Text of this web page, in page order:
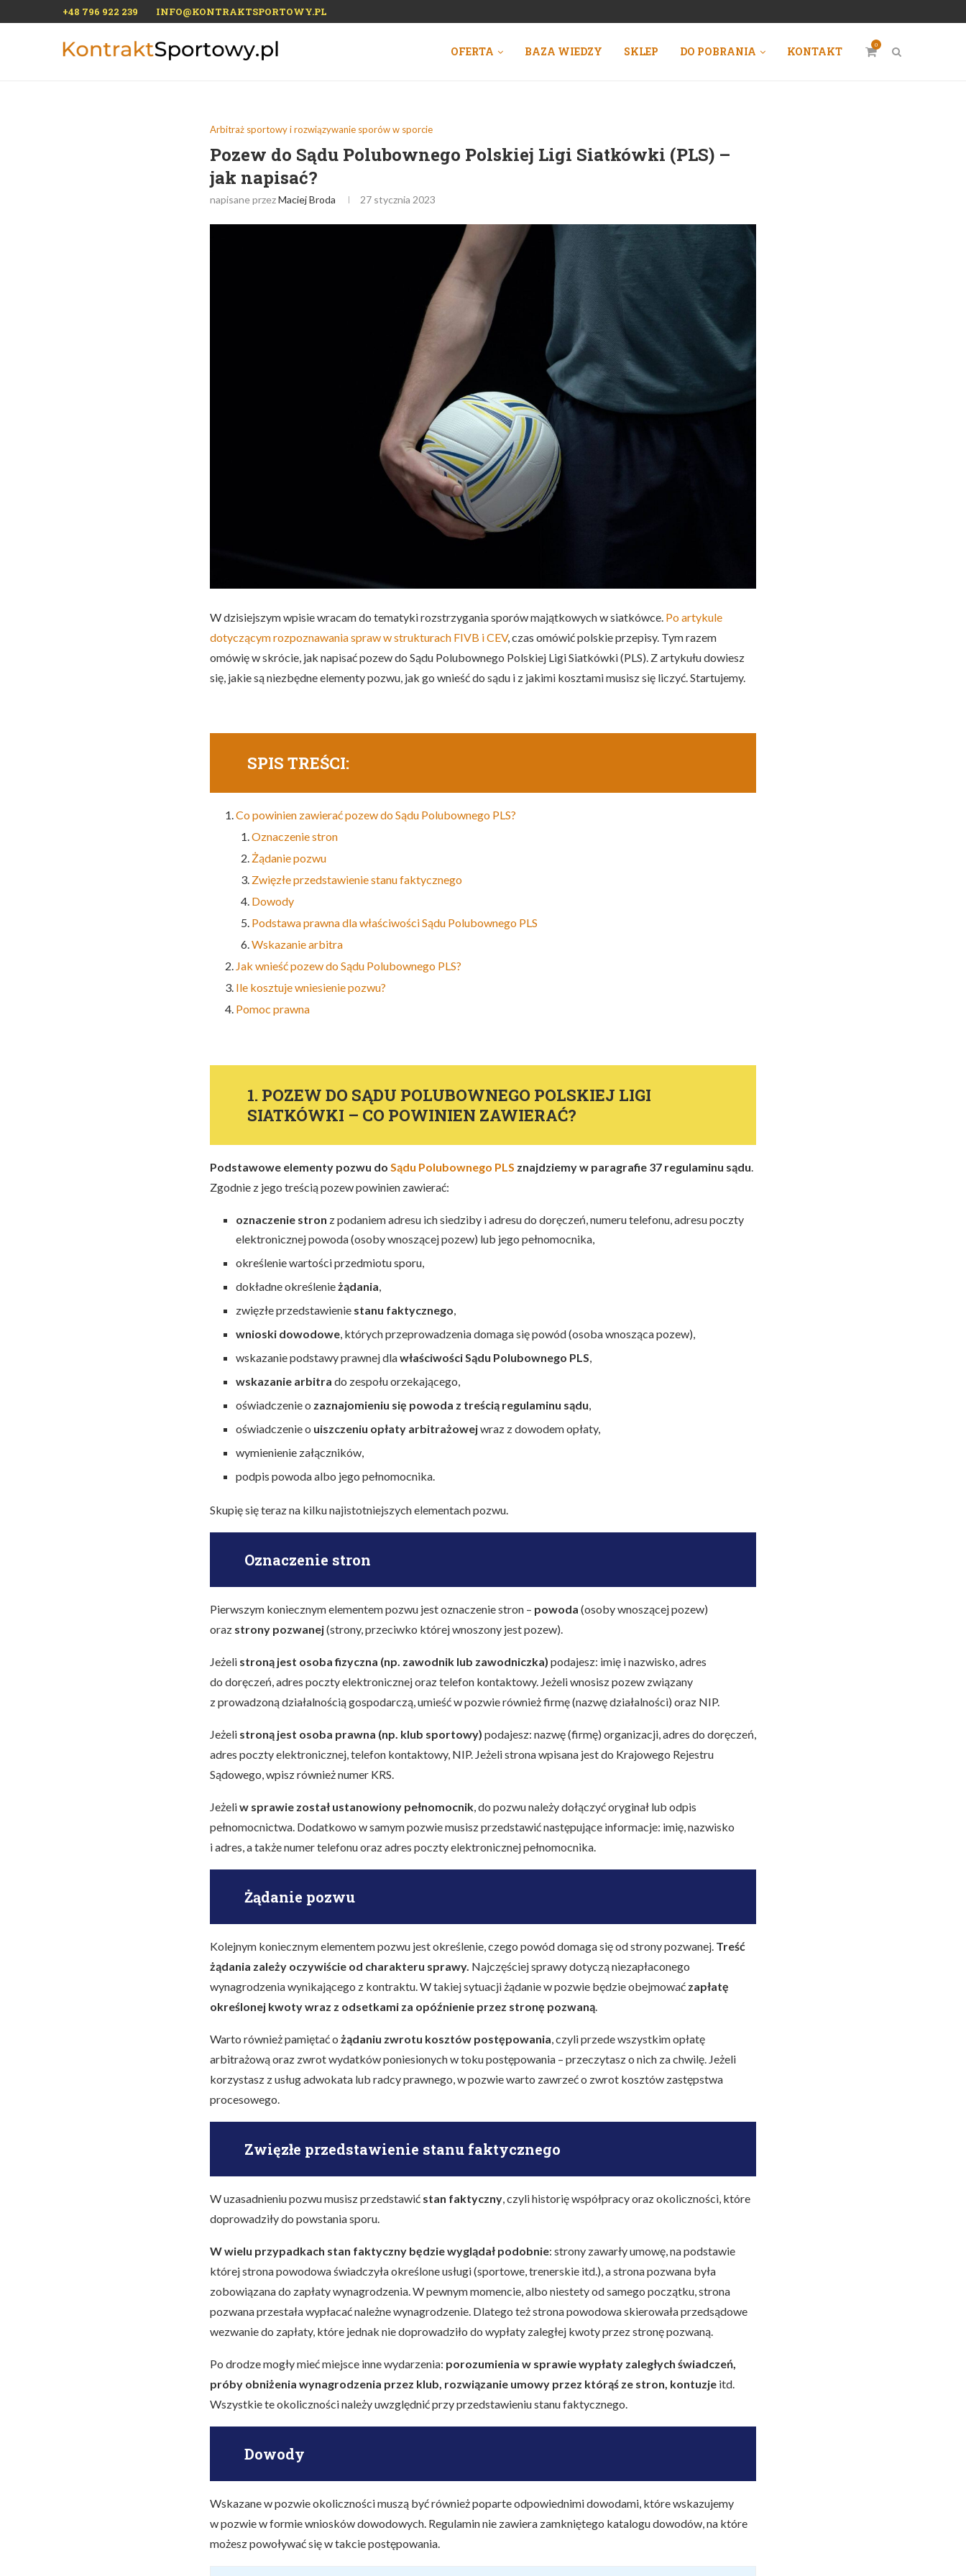
+48 796 922 239 INFO@KONTRAKTSPORTOWY.PL
OFERTA BAZA WIEDZY SKLEP DO POBRANIA KONTAKT 0
Arbitraż sportowy i rozwiązywanie sporów w sporcie
Pozew do Sądu Polubownego Polskiej Ligi Siatkówki (PLS) –
jak napisać?
napisane przezMaciej Broda 27 stycznia 2023
W dzisiejszym wpisie wracam do tematyki rozstrzygania sporów majątkowych w siatkówce. Po artykule
dotyczącym rozpoznawania spraw w strukturach FIVB i CEV, czas omówić polskie przepisy. Tym razem
omówię w skrócie, jak napisać pozew do Sądu Polubownego Polskiej Ligi Siatkówki (PLS). Z artykułu dowiesz
się, jakie są niezbędne elementy pozwu, jak go wnieść do sądu i z jakimi kosztami musisz się liczyć. Startujemy.
SPIS TREŚCI:
Co powinien zawierać pozew do Sądu Polubownego PLS?
Oznaczenie stron
Żądanie pozwu
Zwięzłe przedstawienie stanu faktycznego
Dowody
Podstawa prawna dla właściwości Sądu Polubownego PLS
Wskazanie arbitra
Jak wnieść pozew do Sądu Polubownego PLS?
Ile kosztuje wniesienie pozwu?
Pomoc prawna
1. POZEW DO SĄDU POLUBOWNEGO POLSKIEJ LIGI
SIATKÓWKI – CO POWINIEN ZAWIERAĆ?
Podstawowe elementy pozwu do Sądu Polubownego PLS znajdziemy w paragrafie 37 regulaminu sądu.
Zgodnie z jego treścią pozew powinien zawierać:
oznaczenie stron z podaniem adresu ich siedziby i adresu do doręczeń, numeru telefonu, adresu poczty
elektronicznej powoda (osoby wnoszącej pozew) lub jego pełnomocnika,
określenie wartości przedmiotu sporu,
dokładne określenieżądania,
zwięzłe przedstawienie stanu faktycznego,
wnioski dowodowe, których przeprowadzenia domaga się powód (osoba wnosząca pozew),
wskazanie podstawy prawnej dlawłaściwości Sądu Polubownego PLS,
wskazanie arbitra do zespołu orzekającego,
oświadczenie o zaznajomieniu się powoda z treścią regulaminu sądu,
oświadczenie o uiszczeniu opłaty arbitrażowejwraz z dowodem opłaty,
wymienienie załączników,
podpis powoda albo jego pełnomocnika.
Skupię się teraz na kilku najistotniejszych elementach pozwu.
Oznaczenie stron
Pierwszym koniecznym elementem pozwu jest oznaczenie stron – powoda (osoby wnoszącej pozew)
oraz strony pozwanej(strony, przeciwko której wnoszony jest pozew).
Jeżeli stroną jest osoba fizyczna (np. zawodnik lub zawodniczka) podajesz: imię i nazwisko, adres
do doręczeń, adres poczty elektronicznej oraz telefon kontaktowy. Jeżeli wnosisz pozew związany
z prowadzoną działalnością gospodarczą, umieść w pozwie również firmę (nazwę działalności) oraz NIP.
Jeżeli stroną jest osoba prawna (np. klub sportowy) podajesz: nazwę (firmę) organizacji, adres do doręczeń,
adres poczty elektronicznej, telefon kontaktowy, NIP. Jeżeli strona wpisana jest do Krajowego Rejestru
Sądowego, wpisz również numer KRS.
Jeżeliw sprawie został ustanowiony pełnomocnik, do pozwu należy dołączyć oryginał lub odpis
pełnomocnictwa. Dodatkowo w samym pozwie musisz przedstawić następujące informacje: imię, nazwisko
i adres, a także numer telefonu oraz adres poczty elektronicznej pełnomocnika.
Żądanie pozwu
Kolejnym koniecznym elementem pozwu jest określenie, czego powód domaga się od strony pozwanej. Treść
żądania zależy oczywiście od charakteru sprawy. Najczęściej sprawy dotyczą niezapłaconego
wynagrodzenia wynikającego z kontraktu. W takiej sytuacji żądanie w pozwie będzie obejmować zapłatę
określonej kwoty wraz z odsetkami za opóźnienie przez stronę pozwaną.
Warto również pamiętać o żądaniu zwrotu kosztów postępowania, czyli przede wszystkim opłatę
arbitrażową oraz zwrot wydatków poniesionych w toku postępowania – przeczytasz o nich za chwilę. Jeżeli
korzystasz z usług adwokata lub radcy prawnego, w pozwie warto zawrzeć o zwrot kosztów zastępstwa
procesowego.
Zwięzłe przedstawienie stanu faktycznego
W uzasadnieniu pozwu musisz przedstawić stan faktyczny, czyli historię współpracy oraz okoliczności, które
doprowadziły do powstania sporu.
W wielu przypadkach stan faktyczny będzie wyglądał podobnie: strony zawarły umowę, na podstawie
której strona powodowa świadczyła określone usługi (sportowe, trenerskie itd.), a strona pozwana była
zobowiązana do zapłaty wynagrodzenia. W pewnym momencie, albo niestety od samego początku, strona
pozwana przestała wypłacać należne wynagrodzenie. Dlatego też strona powodowa skierowała przedsądowe
wezwanie do zapłaty, które jednak nie doprowadziło do wypłaty zaległej kwoty przez stronę pozwaną.
Po drodze mogły mieć miejsce inne wydarzenia: porozumienia w sprawie wypłaty zaległych świadczeń,
próby obniżenia wynagrodzenia przez klub, rozwiązanie umowy przez którąś ze stron, kontuzje itd.
Wszystkie te okoliczności należy uwzględnić przy przedstawieniu stanu faktycznego.
Dowody
Wskazane w pozwie okoliczności muszą być również poparte odpowiednimi dowodami, które wskazujemy
w pozwie w formie wniosków dowodowych. Regulamin nie zawiera zamkniętego katalogu dowodów, na które
możesz powoływać się w takcie postępowania.